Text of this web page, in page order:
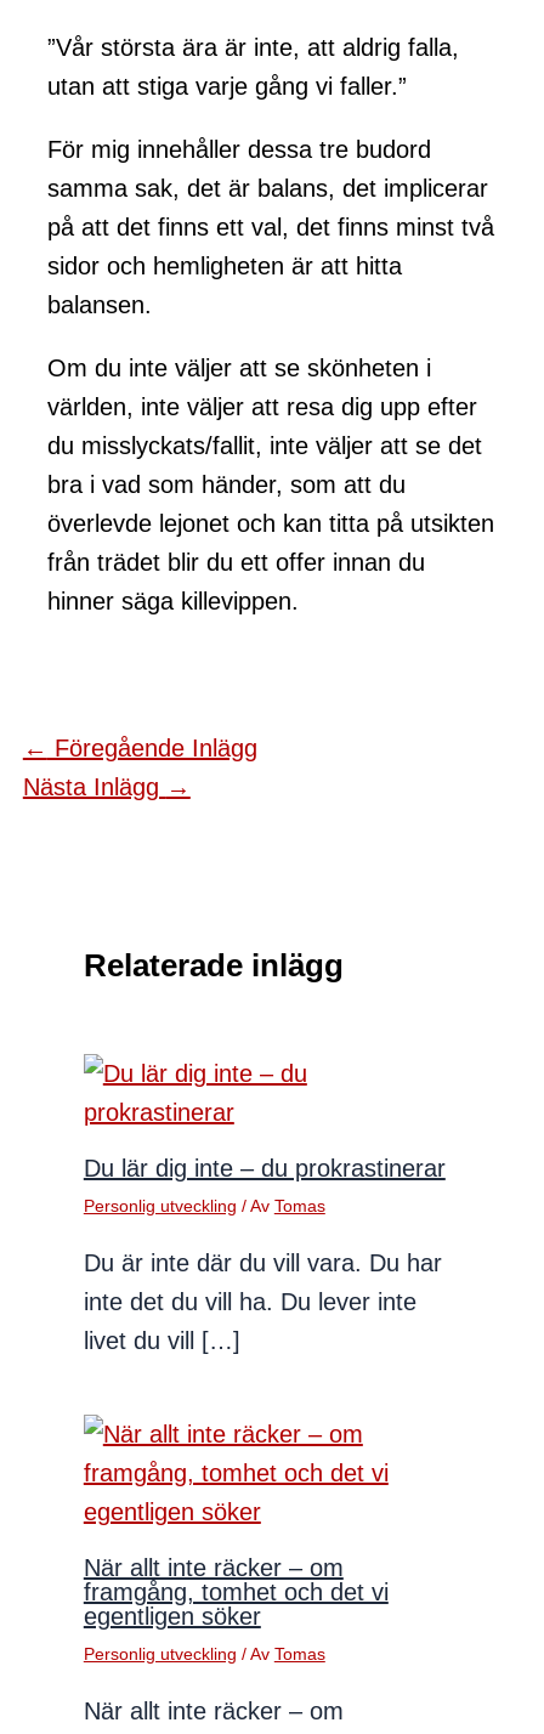
”Vår största ära är inte, att aldrig falla,
utan att stiga varje gång vi faller.”
För mig innehåller dessa tre budord
samma sak, det är balans, det implicerar
på att det finns ett val, det finns minst två
sidor och hemligheten är att hitta
balansen.
Om du inte väljer att se skönheten i
världen, inte väljer att resa dig upp efter
du misslyckats/fallit, inte väljer att se det
bra i vad som händer, som att du
överlevde lejonet och kan titta på utsikten
från trädet blir du ett offer innan du
hinner säga killevippen.
← Föregående Inlägg
Nästa Inlägg →
Relaterade inlägg
Du lär dig inte – du prokrastinerar
Personlig utveckling / Av Tomas
Du är inte där du vill vara. Du har
inte det du vill ha. Du lever inte
livet du vill […]
När allt inte räcker – om
framgång, tomhet och det vi
egentligen söker
Personlig utveckling / Av Tomas
När allt inte räcker – om